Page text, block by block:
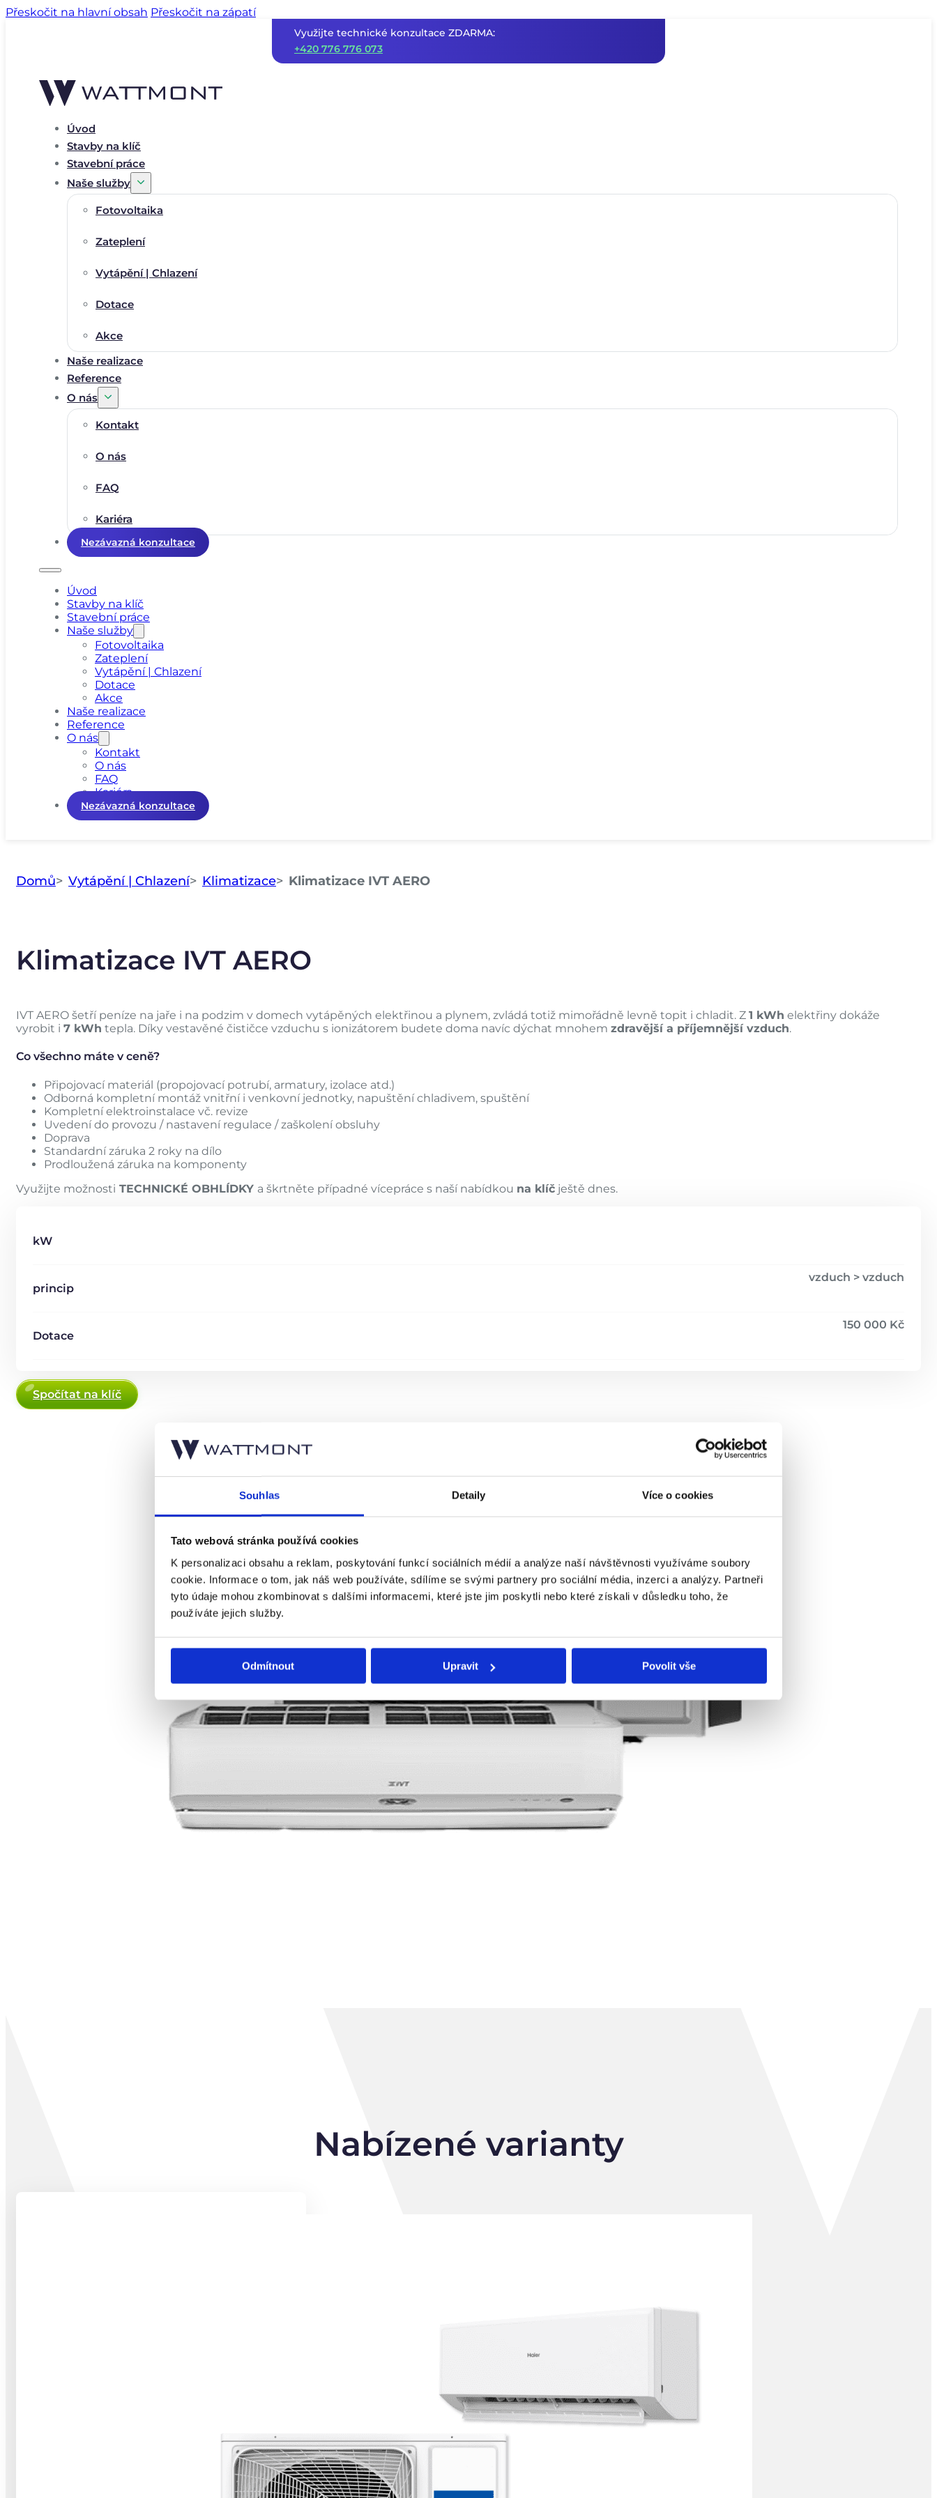
Souhlas Detaily Více o cookies
Tato webová stránka používá cookies
K personalizaci obsahu a reklam, poskytování funkcí sociálních médií a analýze naší návštěvnosti využíváme soubory
cookie. Informace o tom, jak náš web používáte, sdílíme se svými partnery pro sociální média, inzerci a analýzy. Partneři
tyto údaje mohou zkombinovat s dalšími informacemi, které jste jim poskytli nebo které získali v důsledku toho, že
používáte jejich služby.
Odmítnout Upravit Povolit vše
Přeskočit na hlavní obsah Přeskočit na zápatí
Využijte technické konzultace ZDARMA:
+420 776 776 073
Úvod
Stavby na klíč
Stavební práce
Naše služby
Fotovoltaika
Zateplení
Vytápění | Chlazení
Dotace
Akce
Naše realizace
Reference
O nás
Kontakt
O nás
FAQ
Kariéra
Nezávazná konzultace
Úvod
Stavby na klíč
Stavební práce
Naše služby
Fotovoltaika
Zateplení
Vytápění | Chlazení
Dotace
Akce
Naše realizace
Reference
O nás
Kontakt
O nás
FAQ
Kariéra
Nezávazná konzultace
Domů Vytápění | Chlazení Klimatizace Klimatizace IVT AERO
Klimatizace IVT AERO
IVT AERO šetří peníze na jaře i na podzim v domech vytápěných elektřinou a plynem, zvládá totiž mimořádně levně topit i chladit. Z 1 kWh elektřiny dokáže
vyrobit i 7 kWh tepla. Díky vestavěné čističce vzduchu s ionizátorem budete doma navíc dýchat mnohem zdravější a příjemnější vzduch.
Co všechno máte v ceně?
Připojovací materiál (propojovací potrubí, armatury, izolace atd.)
Odborná kompletní montáž vnitřní i venkovní jednotky, napuštění chladivem, spuštění
Kompletní elektroinstalace vč. revize
Uvedení do provozu / nastavení regulace / zaškolení obsluhy
Doprava
Standardní záruka 2 roky na dílo
Prodloužená záruka na komponenty
Využijte možnosti TECHNICKÉ OBHLÍDKY a škrtněte případné vícepráce s naší nabídkou na klíč ještě dnes.
kW
princip
vzduch > vzduch
Dotace
150 000 Kč
Spočítat na klíč
Nabízené varianty